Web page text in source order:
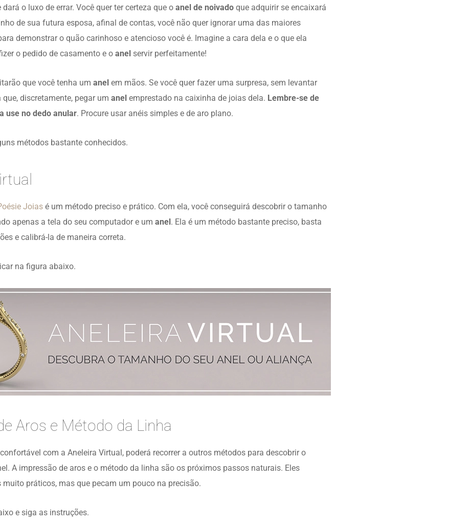
o luxo de errar. Você quer ter certeza que o anel de noivado que adquirir se encaixará
de sua futura esposa, afinal de contas, você não quer ignorar uma das maiores
demonstrar o quão carinhoso e atencioso você é. Imagine a cara dela e o que ela
o pedido de casamento e o anel servir perfeitamente!
que você tenha um anel em mãos. Se você quer fazer uma surpresa, sem levantar
discretamente, pegar um anel emprestado na caixinha de joias dela. Lembre-se de
use no dedo anular. Procure usar anéis simples e de aro plano.
métodos bastante conhecidos.
Joias é um método preciso e prático. Com ela, você conseguirá descobrir o tamanho
apenas a tela do seu computador e um anel. Ela é um método bastante preciso, basta
e calibrá-la de maneira correta.
na figura abaixo.
Aros e Método da Linha
com a Aneleira Virtual, poderá recorrer a outros métodos para descobrir o
A impressão de aros e o método da linha são os próximos passos naturais. Eles
práticos, mas que pecam um pouco na precisão.
e siga as instruções.